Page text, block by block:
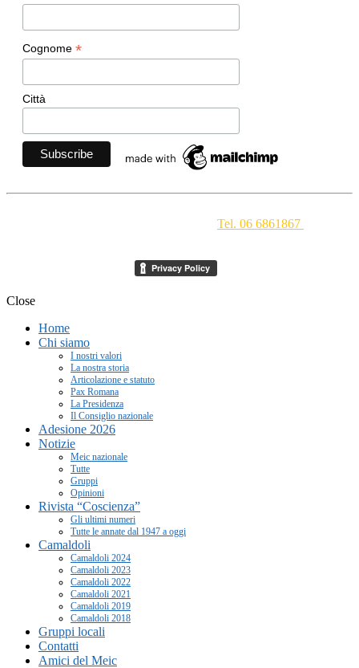
Cognome *
Città
Tel. 06 6861867
Close
Home
Chi siamo
I nostri valori
La nostra storia
Articolazione e statuto
Pax Romana
La Presidenza
Il Consiglio nazionale
Adesione 2026
Notizie
Meic nazionale
Tutte
Gruppi
Opinioni
Rivista “Coscienza”
Gli ultimi numeri
Tutte le annate dal 1947 a oggi
Camaldoli
Camaldoli 2024
Camaldoli 2023
Camaldoli 2022
Camaldoli 2021
Camaldoli 2019
Camaldoli 2018
Gruppi locali
Contatti
Amici del Meic